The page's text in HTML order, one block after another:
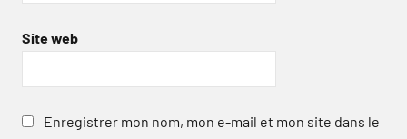
Site web
Enregistrer mon nom, mon e-mail et mon site dans le